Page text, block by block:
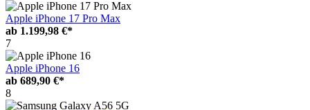
Apple iPhone 17 Pro Max
ab 1.199,98 €*
7
Apple iPhone 16
ab 689,90 €*
8